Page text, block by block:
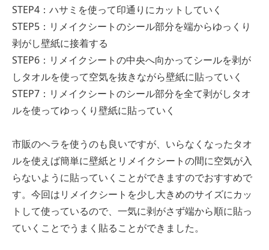
STEP4：ハサミを使って印通りにカットしていく
STEP5：リメイクシートのシール部分を端からゆっくり
剥がし壁紙に接着する
STEP6：リメイクシートの中央へ向かってシールを剥が
しタオルを使って空気を抜きながら壁紙に貼っていく
STEP7：リメイクシートのシール部分を全て剥がしタオ
ルを使ってゆっくり壁紙に貼っていく
市販のヘラを使うのも良いですが、いらなくなったタオ
ルを使えば簡単に壁紙とリメイクシートの間に空気が入
らないように貼っていくことができますのでおすすめで
す。今回はリメイクシートを少し大きめのサイズにカッ
トして使っているので、一気に剥がさず端から順に貼っ
ていくことでうまく貼ることができました。